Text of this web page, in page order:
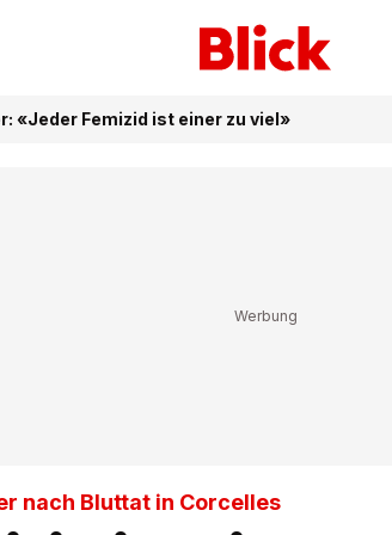
«Jeder Femizid ist einer zu viel»
nach Bluttat in Corcelles